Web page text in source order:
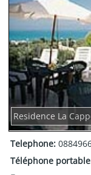
Residence La
Telephone:
Téléphone